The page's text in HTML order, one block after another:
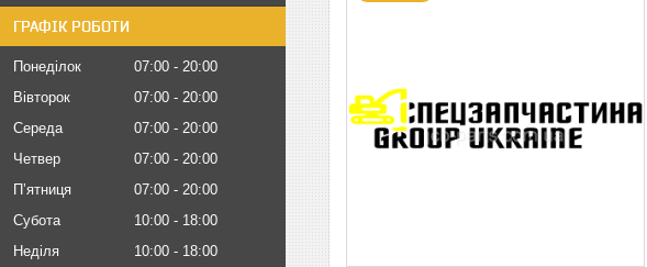
ГРАФІК РОБОТИ
Понеділок 07:00
20:00
Вівторок
07:00
20:00
Середа
07:00
20:00
Четвер
07:00
20:00
Пʼятниця
07:00
20:00
Субота
10:00
18:00
Неділя
10:00 18:00